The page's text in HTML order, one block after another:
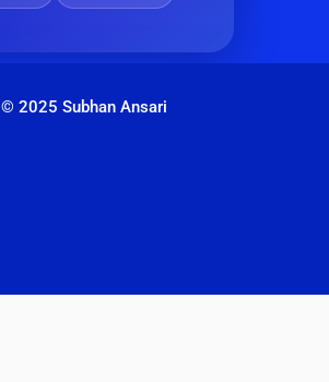
© 2025 Subhan Ansari